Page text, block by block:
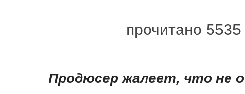
прочитано 5535
Продюсер жалеет, что не